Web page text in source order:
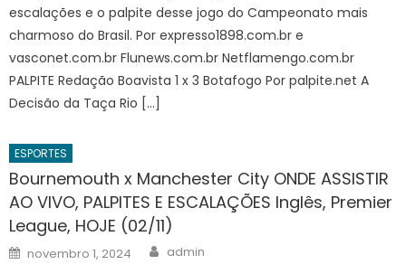
escalações e o palpite desse jogo do Campeonato mais
charmoso do Brasil. Por expresso1898.com.br e
vasconet.com.br Flunews.com.br Netflamengo.com.br
PALPITE Redação Boavista 1 x 3 Botafogo Por palpite.net A
Decisão da Taça Rio […]
ESPORTES
Bournemouth x Manchester City ONDE ASSISTIR
AO VIVO, PALPITES E ESCALAÇÕES Inglês, Premier
League, HOJE (02/11)
Posted
on
novembro 1, 2024 Author
admin